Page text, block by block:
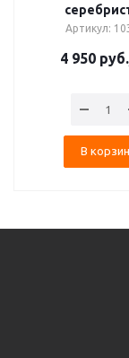
Артикул:
4 950руб.
В